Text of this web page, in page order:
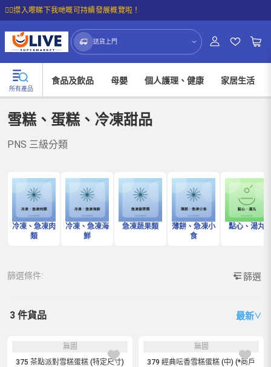
☝🏼㩒入嚟睇下我哋嘅可持續發展概覽啦！
送貨上門
所有產品
食品及飲品 母嬰 個人護理、健康 家居生活
雪糕、蛋糕、冷凍甜品
PNS 三級分類
冷凍、急凍肉
類
冷凍、急凍海
鮮
急凍蔬果類
薄餅、急凍小
食
點心、湯丸
篩選條件: 篩選
3 件貨品 最新∨
無圖
375 茶點派對雪糕蛋糕 (特定尺寸)
無圖
379 經典呍香雪糕蛋糕 (中) (*商戶